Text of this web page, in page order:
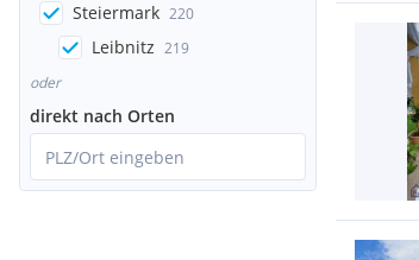
Steiermark 220
Leibnitz 219
oder
direkt nach Orten
PLZ/Ort eingeben